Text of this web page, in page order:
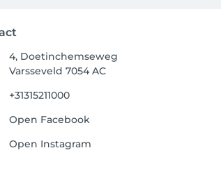
4, Doetinchemseweg
Varsseveld 7054 AC
+31315211000
Open Facebook
Open Instagram